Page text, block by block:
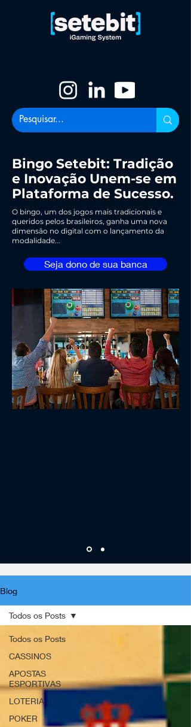
Bingo Setebit: Tradição
e Inovação Unem-se em
Plataforma de Sucesso.
O bingo, um dos jogos mais tradicionais e
queridos pelos brasileiros, ganha uma nova
dimensão no digital com o lançamento da
modalidade...
Seja dono de sua banca
Blog
Todos os Posts
CASSINOS
APOSTAS
ESPORTIVAS
LOTERIA
POKER
Todos os Posts